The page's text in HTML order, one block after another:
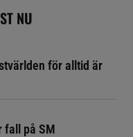
NU
för alltid är
fall på SM